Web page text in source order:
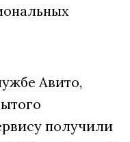
Авито,
получили